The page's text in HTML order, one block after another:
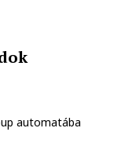
automatába